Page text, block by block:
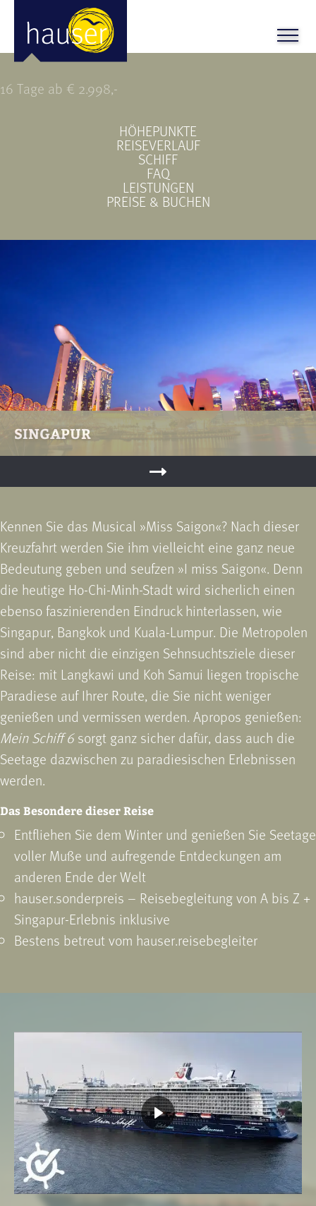
Südostasien + Singapur
16 Tage ab € 2.998,-
HÖHEPUNKTE
REISEVERLAUF
SCHIFF
FAQ
LEISTUNGEN
PREISE & BUCHEN
SINGAPUR
Kennen Sie das Musical »Miss Saigon«? Nach dieser
Kreuzfahrt werden Sie ihm vielleicht eine ganz neue
Bedeutung geben und seufzen »I miss Saigon«. Denn
die heutige Ho-Chi-Minh-Stadt wird sicherlich einen
ebenso faszinierenden Eindruck hinterlassen, wie
Singapur, Bangkok und Kuala-Lumpur. Die Metropolen
sind aber nicht die einzigen Sehnsuchtsziele dieser
Reise: mit Langkawi und Koh Samui liegen tropische
Paradiese auf Ihrer Route, die Sie nicht weniger
genießen und vermissen werden. Apropos genießen:
Mein Schiff 6sorgt ganz sicher dafür, dass auch die
Seetage dazwischen zu paradiesischen Erlebnissen
werden.
Das Besondere dieser Reise
Entfliehen Sie dem Winter und genießen Sie Seetage
voller Muße und aufregende Entdeckungen am
anderen Ende der Welt
hauser.sonderpreis – Reisebegleitung von A bis Z +
Singapur-Erlebnis inklusive
Bestens betreut vom hauser.reisebegleiter